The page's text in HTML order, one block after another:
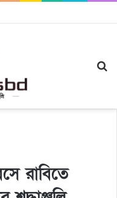
রাবিতে